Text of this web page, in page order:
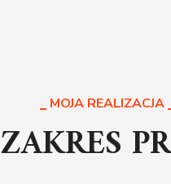
MOJA REALIZACJA
ZAKRES